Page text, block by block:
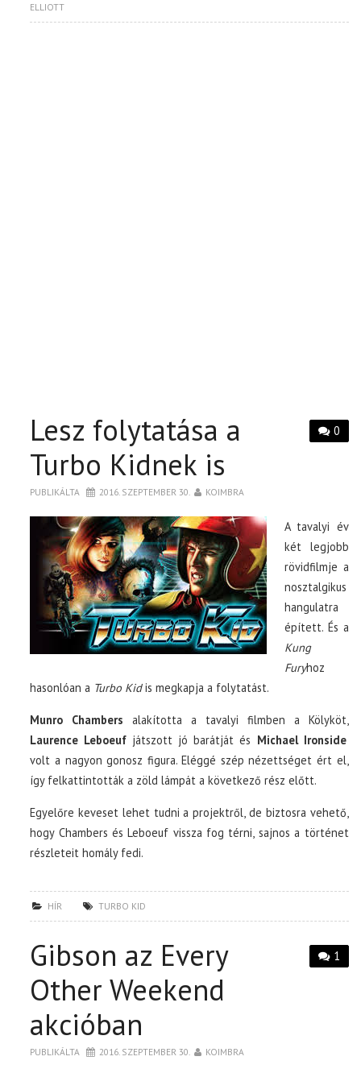
ELLIOTT
0
Lesz folytatása a
Turbo Kidnek is
PUBLIKÁLTA 2016. SZEPTEMBER 30. KOIMBRA
A tavalyi év
két legjobb
rövidfilmje a
nosztalgikus
hangulatra
épített. És a
Kung
Furyhoz
hasonlóan a Turbo Kidis megkapja a folytatást.
Munro Chambers alakította a tavalyi filmben a Kölyköt,
Laurence Leboeuf játszott jó barátját és Michael Ironside
volt a nagyon gonosz figura. Eléggé szép nézettséget ért el,
így felkattintották a zöld lámpát a következő rész előtt.
Egyelőre keveset lehet tudni a projektről, de biztosra vehető,
hogy Chambers és Leboeuf vissza fog térni, sajnos a történet
részleteit homály fedi.
HÍR TURBO KID
1
Gibson az Every
Other Weekend
akcióban
PUBLIKÁLTA 2016. SZEPTEMBER 30. KOIMBRA